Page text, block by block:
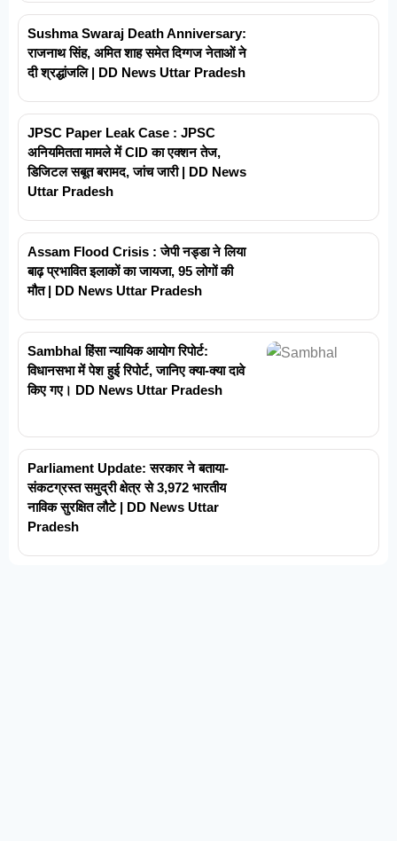
Sushma Swaraj Death Anniversary:
राजनाथ सिंह, अमित शाह समेत दिग्गज नेताओं ने
दी श्रद्धांजलि | DD News Uttar Pradesh
JPSC Paper Leak Case : JPSC
अनियमितता मामले में CID का एक्शन तेज,
डिजिटल सबूत बरामद, जांच जारी | DD News
Uttar Pradesh
Assam Flood Crisis : जेपी नड्डा ने लिया
बाढ़ प्रभावित इलाकों का जायजा, 95 लोगों की
मौत | DD News Uttar Pradesh
Sambhal हिंसा न्यायिक आयोग रिपोर्ट:
विधानसभा में पेश हुई रिपोर्ट, जानिए क्या-क्या दावे
किए गए। DD News Uttar Pradesh
Parliament Update: सरकार ने बताया-
संकटग्रस्त समुद्री क्षेत्र से 3,972 भारतीय
नाविक सुरक्षित लौटे | DD News Uttar
Pradesh